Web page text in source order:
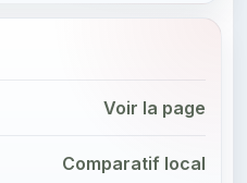
Voir la page
Comparatif local